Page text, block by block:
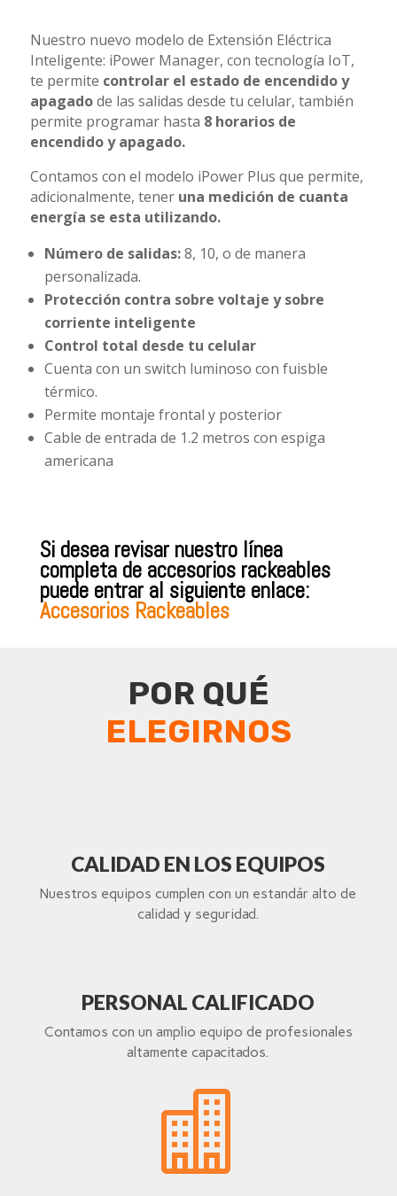
Nuestro nuevo modelo de Extensión Eléctrica
Inteligente: iPower Manager, con tecnología IoT,
te permite controlar el estado de encendido y
apagadode las salidas desde tu celular, también
permite programar hasta 8 horarios de
encendido y apagado.
Contamos con el modelo iPower Plus que permite,
adicionalmente, tener una medición de cuanta
energía se esta utilizando.
Número de salidas:8, 10, o de manera
personalizada.
Protección contra sobre voltaje y sobre
corriente inteligente
Control total desde tu celular
Cuenta con un switch luminoso con fuisble
térmico.
Permite montaje frontal y posterior
Cable de entrada de 1.2 metros con espiga
americana
Si desea revisar nuestro línea
completa de accesorios rackeables
puede entrar al siguiente enlace:
Accesorios Rackeables
POR QUÉ
ELEGIRNOS
CALIDAD EN LOS EQUIPOS
Nuestros equipos cumplen con un estandár alto de
calidad y seguridad.
PERSONAL CALIFICADO
Contamos con un amplio equipo de profesionales
altamente capacitados.
